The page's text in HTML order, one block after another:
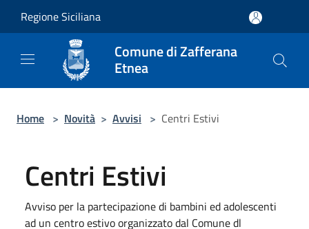
Regione Siciliana
Comune di Zafferana
Etnea
Home > Novità > Avvisi > Centri Estivi
Centri Estivi
Avviso per la partecipazione di bambini ed adolescenti
ad un centro estivo organizzato dal Comune dl